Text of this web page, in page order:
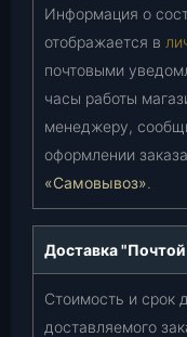
Информация о
отображается в
почтовыми
часы работы
менеджеру,
оформлении
«Самовывоз».
Доставка
Стоимость и срок
доставляемого